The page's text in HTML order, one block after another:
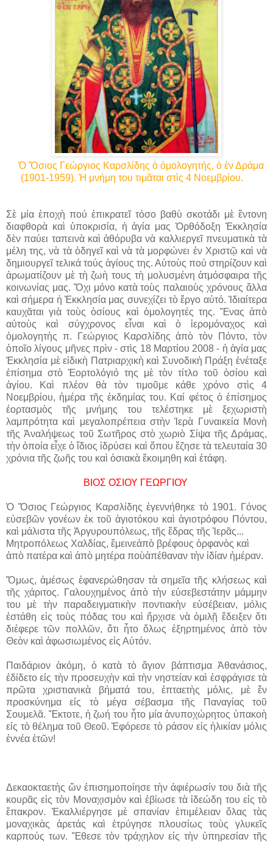
Ὁ Ὅσιος Γεώργιος Καρσλίδης ὁ ὁμολογητής, ὁ ἐν Δράμα
(1901-1959). Ἡ μνήμη του τιμᾶται στὶς 4 Νοεμβρίου.
Σὲ μία ἐποχὴ πού ἐπικρατεῖ τόσο βαθὺ σκοτάδι μὲ ἔντονη
διαφθορὰ καὶ ὑποκρισία, ἡ ἁγία μας Ὀρθόδοξη Ἐκκλησία
δὲν παύει ταπεινὰ καὶ ἀθόρυβα νὰ καλλιεργεῖ πνευματικὰ τὰ
μέλη της, νὰ τὰ ὁδηγεῖ καὶ νὰ τὰ μορφώνει ἐν Χριστῷ καὶ νὰ
δημιουργεῖ τελικά τούς ἁγίους της. Αὐτοὺς πού στηρίζουν καὶ
ἀρωματίζουν μὲ τὴ ζωὴ τους τὴ μολυσμένη ἀτμόσφαιρα τῆς
κοινωνίας μας. Ὄχι μόνο κατὰ τοὺς παλαιοὺς χρόνους ἄλλα
καὶ σήμερα ἡ Ἐκκλησία μας συνεχίζει τὸ ἔργο αὐτό. Ἰδιαίτερα
καυχᾶται γιὰ τοὺς ὁσίους καὶ ὁμολογητές της. Ἕνας ἀπὸ
αὐτοὺς καὶ σύγχρονος εἶναι καὶ ὁ ἱερομόναχος καὶ
ὁμολογητὴς π. Γεώργιος Καρσλίδης ἀπὸ τὸν Πόντο, τὸν
ὁποῖο λίγους μῆνες πρὶν - στὶς 18 Μαρτίου 2008 - ἡ ἁγία μας
Ἐκκλησία μὲ εἰδικὴ Πατριαρχικὴ καὶ Συνοδικὴ Πράξη ἐνέταξε
ἐπίσημα στὸ Ἑορτολόγιό της μὲ τὸν τίτλο τοῦ ὁσίου καὶ
ἁγίου. Καὶ πλέον θὰ τὸν τιμοῦμε κάθε χρόνο στὶς 4
Νοεμβρίου, ἡμέρα τῆς ἐκδημίας του. Καί φέτος ὁ ἐπίσημος
ἑορτασμὸς τῆς μνήμης του τελέστηκε μὲ ξεχωριστὴ
λαμπρότητα καὶ μεγαλοπρέπεια στὴν Ἱερὰ Γυναικεία Μονὴ
τῆς Ἀναλήψεως τοῦ Σωτῆρος στὸ χωριὸ Σίψα τῆς Δράμας,
τὴν ὁποία εἶχε ὁ ἴδιος ἱδρύσει καὶ ὅπου ἔζησε τὰ τελευταία 30
χρόνια τῆς ζωῆς του καὶ ὀσιακὰ ἔκοιμηθη καὶ ἐτάφη.
ΒΙΟΣ ΟΣΙΟΥ ΓΕΩΡΓΙΟΥ
Ὁ Ὅσιος Γεώργιος Καρσλίδης ἐγεννήθηκε τὸ 1901. Γόνος
εὐσεβῶν γονέων ἐκ τοῦ ἁγιοτόκου καὶ ἁγιοτρόφου Πόντου,
καὶ μάλιστα τῆς Ἀργυρουπόλεως, τῆς ἕδρας τῆς Ἱερᾶς...
Μητροπόλεως Χαλδίας, ἔμεινεἀπὸ βρέφους ὀρφανὸς καὶ
ἀπὸ πατέρα καὶ ἀπὸ μητέρα ποὺἀπέθαναν τὴν ἰδίαν ἡμέραν.
Ὅμως, ἀμέσως ἐφανερώθησαν τὰ σημεῖα τῆς κλήσεως καὶ
τῆς χάριτος. Γαλουχημένος ἀπὸ τὴν εὐσεβεστάτην μάμμην
του μὲ τὴν παραδειγματικὴν ποντιακὴν εὐσέβειαν, μόλις
ἐστάθη εἰς τοὺς πόδας του καὶ ἤρχισε νὰ ὁμιλῇ ἔδειξεν ὅτι
διέφερε τῶν πολλῶν, ὅτι ἦτο ὅλως ἐξηρτημένος ἀπὸ τὸν
Θεὸν καὶ ἀφωσιωμένος εἰς Αὐτόν.
Παιδάριον ἀκόμη, ὁ κατὰ τὸ ἅγιον βάπτισμα Ἀθανάσιος,
ἐδίδετο εἰς τὴν προσευχὴν καὶ τὴν νηστείαν καὶ ἐσφράγισε τὰ
πρῶτα χριστιανικὰ βήματά του, ἑπταετὴς μόλις, μὲ ἕν
προσκύνημα εἰς τὸ μέγα σέβασμα τῆς Παναγίας τοῦ
Σουμελᾶ. Ἔκτοτε, ἡ ζωή του ἦτο μία ἀνυποχώρητος ὑπακοὴ
εἰς τὸ θέλημα τοῦ Θεοῦ. Ἐφόρεσε τὸ ράσον εἰς ἡλικίαν μόλις
ἐννέα ἐτῶν!
Δεκαοκταετὴς ὤν ἐπισημοποίησε τὴν ἀφιέρωσίν του διὰ τῆς
κουρᾶς εἰς τὸν Μοναχισμὸν καὶ ἐβίωσε τὰ ἰδεώδη του εἰς τὸ
ἔπακρον. Ἐκαλλιέργησε μὲ σπανίαν ἐπιμέλειαν ὅλας τὰς
μοναχικὰς ἀρετάς καὶ ἐτρύγησε πλουσίως τοὺς γλυκεῖς
καρπούς των. Ἔθεσε τὸν τράχηλον εἰς τὴν ὑπηρεσίαν τῆς